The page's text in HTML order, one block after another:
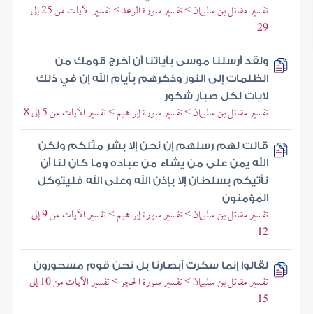
تفسير مقاتل بن سليمان > تفسير سورة الرعد > تفسير الآيات من 25 إلى
29
ولقد أرسلنا موسى بآياتنا أن أخرج قومك من
الظلمات إلى النور وذكرهم بأيام الله إن في ذلك
لآيات لكل صبار شكور
تفسير مقاتل بن سليمان > تفسير سورة إبراهيم > تفسير الآيات من 5 إلى 8
قالت لهم رسلهم إن نحن إلا بشر مثلكم ولكن
الله يمن على من يشاء من عباده وما كان لنا أن
نأتيكم بسلطان إلا بإذن الله وعلى الله فليتوكل
المؤمنون
تفسير مقاتل بن سليمان > تفسير سورة إبراهيم > تفسير الآيات من 9 إلى
12
لقالوا إنما سكرت أبصارنا بل نحن قوم مسحورون
تفسير مقاتل بن سليمان > تفسير سورة الحجر > تفسير الآيات من 10 إلى
15